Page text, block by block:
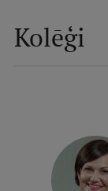
Mobile
galvenā
Studiju
Maģistra
Kolēģi